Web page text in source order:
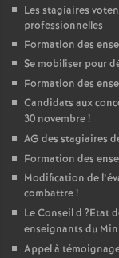
Les stagiaires
professionnelles
Formation des
Se mobiliser pour
Formation des
Candidats aux
30 novembre!
AG des stagiaires
Formation des
Modification de
combattre!
Le Conseil d ?Etat
enseignants du
Appel à